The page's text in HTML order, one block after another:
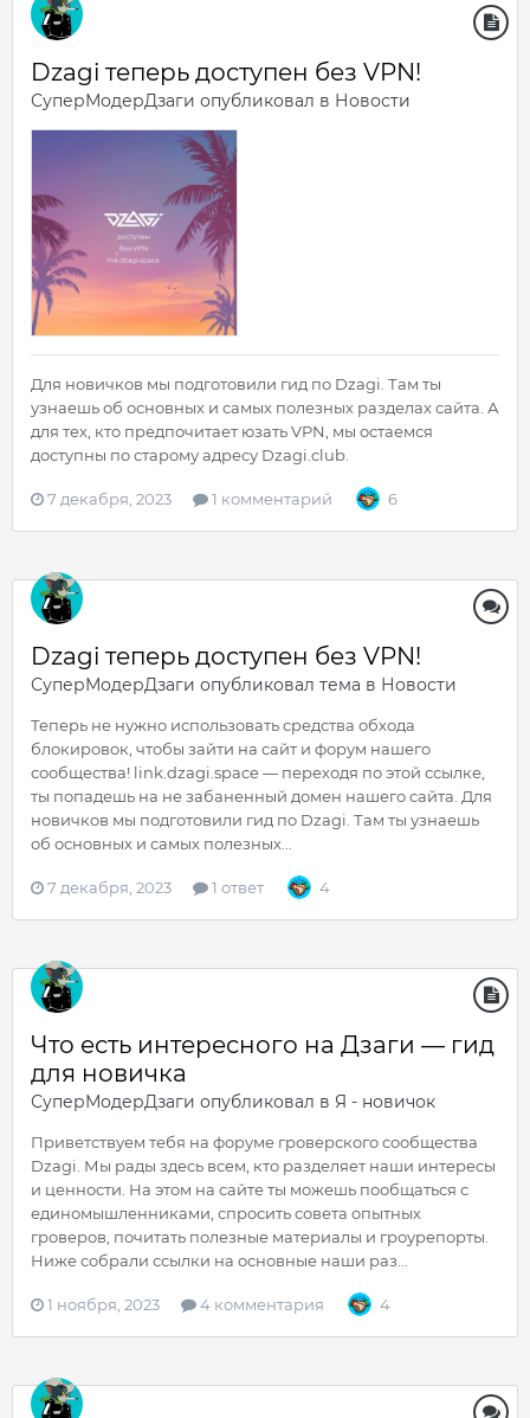
Dzagi теперь доступен без VPN!
СуперМодерДзаги опубликовал в Новости
Для новичков мы подготовили гид по Dzagi. Там ты
узнаешь об основных и самых полезных разделах сайта. А
для тех, кто предпочитает юзать VPN, мы остаемся
доступны по старому адресу Dzagi.club.
7 декабря, 2023 1 комментарий 6
Dzagi теперь доступен без VPN!
СуперМодерДзаги опубликовал тема в Новости
Теперь не нужно использовать средства обхода
блокировок, чтобы зайти на сайт и форум нашего
сообщества! link.dzagi.space — переходя по этой ссылке,
ты попадешь на не забаненный домен нашего сайта. Для
новичков мы подготовили гид по Dzagi. Там ты узнаешь
об основных и самых полезных...
7 декабря, 2023 1 ответ 4
Что есть интересного на Дзаги — гид
для новичка
СуперМодерДзаги опубликовал в Я - новичок
Приветствуем тебя на форуме гроверского сообщества
Dzagi. Мы рады здесь всем, кто разделяет наши интересы
и ценности. На этом на сайте ты можешь пообщаться с
единомышленниками, спросить совета опытных
гроверов, почитать полезные материалы и гроурепорты.
Ниже собрали ссылки на основные наши раз...
1 ноября, 2023 4 комментария 4